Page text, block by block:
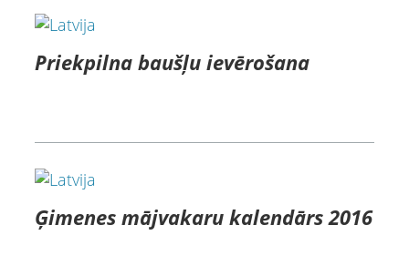
Priekpilna baušļu ievērošana
Ģimenes mājvakaru kalendārs 2016